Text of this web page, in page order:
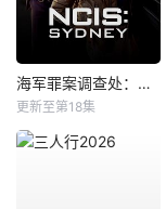
海军罪案调查处：悉尼第三季
更新至第18集